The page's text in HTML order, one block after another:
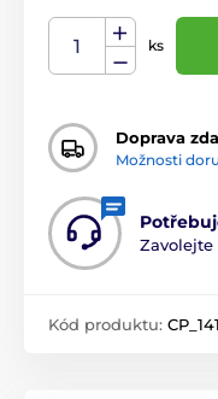
ks
Doprava
Možnosti
Zavolejte
Kód produktu: